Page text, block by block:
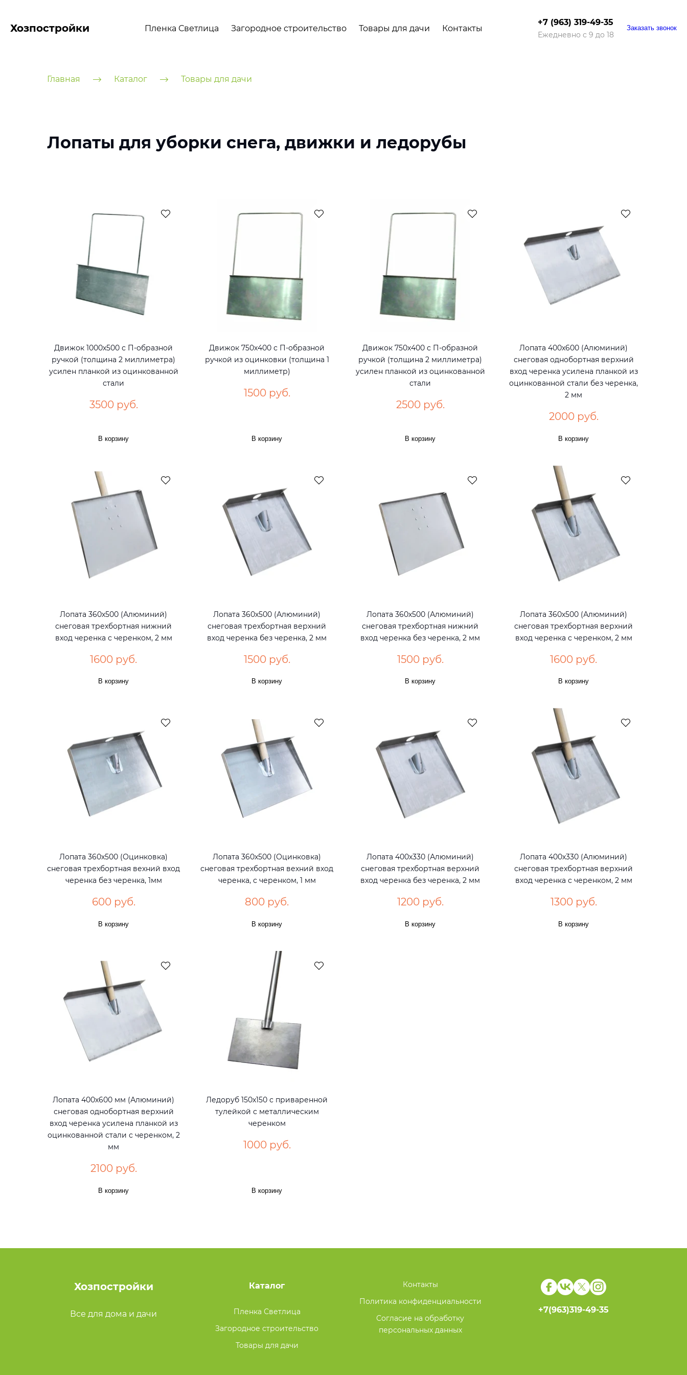
Хозпостройки Пленка Светлица Загородное строительство Товары для дачи Контакты
+7 (963) 319-49-35
Ежедневно с 9 до 18
Заказать звонок
Главная Каталог Товары для дачи
Лопаты для уборки снега, движки и ледорубы
Движок 1000х500 с П-образной
ручкой (толщина 2 миллиметра)
усилен планкой из оцинкованной
стали
3500 руб.
В корзину
Движок 750х400 с П-образной
ручкой из оцинковки (толщина 1
миллиметр)
1500 руб.
В корзину
Движок 750х400 с П-образной
ручкой (толщина 2 миллиметра)
усилен планкой из оцинкованной
стали
2500 руб.
В корзину
Лопата 400х600 (Алюминий)
снеговая однобортная верхний
вход черенка усилена планкой из
оцинкованной стали без черенка,
2 мм
2000 руб.
В корзину
Лопата 360х500 (Алюминий)
снеговая трехбортная нижний
вход черенка с черенком, 2 мм
1600 руб.
В корзину
Лопата 360х500 (Алюминий)
снеговая трехбортная верхний
вход черенка без черенка, 2 мм
1500 руб.
В корзину
Лопата 360х500 (Алюминий)
снеговая трехбортная нижний
вход черенка без черенка, 2 мм
1500 руб.
В корзину
Лопата 360х500 (Алюминий)
снеговая трехбортная верхний
вход черенка с черенком, 2 мм
1600 руб.
В корзину
Лопата 360х500 (Оцинковка)
снеговая трехбортная вехний вход
черенка без черенка, 1мм
600 руб.
В корзину
Лопата 360х500 (Оцинковка)
снеговая трехбортная вехний вход
черенка, с черенком, 1 мм
800 руб.
В корзину
Лопата 400х330 (Алюминий)
снеговая трехбортная верхний
вход черенка без черенка, 2 мм
1200 руб.
В корзину
Лопата 400х330 (Алюминий)
снеговая трехбортная верхний
вход черенка с черенком, 2 мм
1300 руб.
В корзину
Лопата 400х600 мм (Алюминий)
снеговая однобортная верхний
вход черенка усилена планкой из
оцинкованной стали с черенком, 2
мм
2100 руб.
В корзину
Ледоруб 150х150 с приваренной
тулейкой с металлическим
черенком
1000 руб.
В корзину
Хозпостройки
Все для дома и дачи
Каталог
Пленка Светлица
Загородное строительство
Товары для дачи
Контакты
Политика конфиденциальности
Согласие на обработку
персональных данных
+7(963)319-49-35